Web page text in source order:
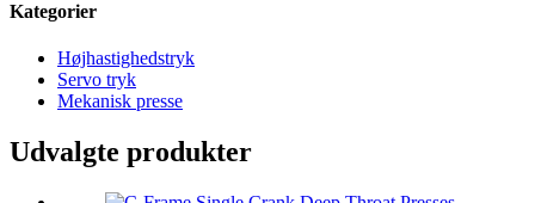
Kategorier
Højhastighedstryk
Servo tryk
Mekanisk presse
Udvalgte produkter